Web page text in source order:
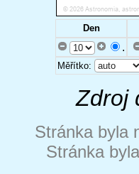
Den
.
Měřítko:
Zdroj
Stránka byla
Stránka